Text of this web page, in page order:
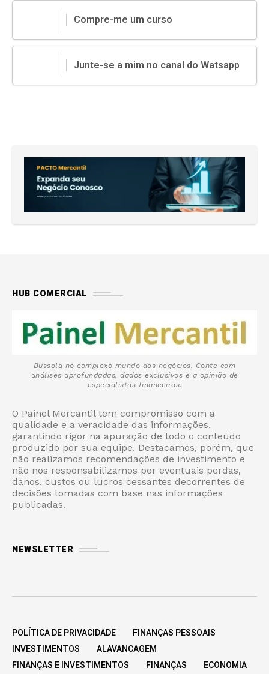
Compre-me um curso
Junte-se a mim no canal do Watsapp
HUB COMERCIAL
Bússola no complexo mundo dos negócios. Conte com
análises aprofundadas, dados exclusivos e a opinião de
especialistas financeiros.
O Painel Mercantil tem compromisso com a
qualidade e a veracidade das informações,
garantindo rigor na apuração de todo o conteúdo
produzido por sua equipe. Destacamos, porém, que
não realizamos recomendações de investimento e
não nos responsabilizamos por eventuais perdas,
danos, custos ou lucros cessantes decorrentes de
decisões tomadas com base nas informações
publicadas.
NEWSLETTER
POLÍTICA DE PRIVACIDADE
FINANÇAS PESSOAIS
INVESTIMENTOS
ALAVANCAGEM
FINANÇAS E INVESTIMENTOS
FINANÇAS ECONOMIA